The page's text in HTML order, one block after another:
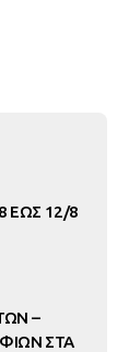
ΕΩΣ 12/8
–
ΣΤΑ